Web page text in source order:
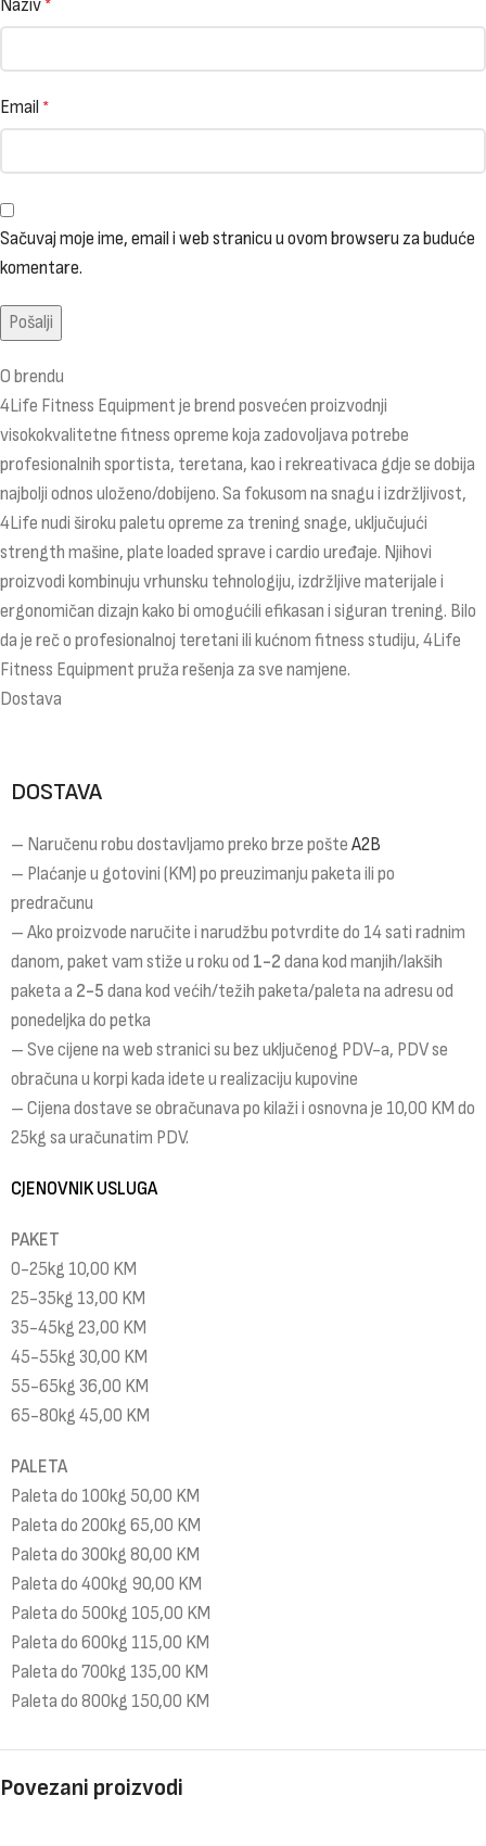
Naziv *
Email *
Sačuvaj moje ime, email i web stranicu u ovom browseru za buduće
komentare.
O brendu
4Life Fitness Equipment je brend posvećen proizvodnji
visokokvalitetne fitness opreme koja zadovoljava potrebe
profesionalnih sportista, teretana, kao i rekreativaca gdje se dobija
najbolji odnos uloženo/dobijeno. Sa fokusom na snagu i izdržljivost,
4Life nudi široku paletu opreme za trening snage, uključujući
strength mašine, plate loaded sprave i cardio uređaje. Njihovi
proizvodi kombinuju vrhunsku tehnologiju, izdržljive materijale i
ergonomičan dizajn kako bi omogućili efikasan i siguran trening. Bilo
da je reč o profesionalnoj teretani ili kućnom fitness studiju, 4Life
Fitness Equipment pruža rešenja za sve namjene.
Dostava
DOSTAVA
– Naručenu robu dostavljamo preko brze pošte A2B
– Plaćanje u gotovini (KM) po preuzimanju paketa ili po
predračunu
– Ako proizvode naručite i narudžbu potvrdite do 14 sati radnim
danom, paket vam stiže u roku od 1-2 dana kod manjih/lakših
paketa a 2-5 dana kod većih/težih paketa/paleta na adresu od
ponedeljka do petka
– Sve cijene na web stranici su bez uključenog PDV-a, PDV se
obračuna u korpi kada idete u realizaciju kupovine
– Cijena dostave se obračunava po kilaži i osnovna je 10,00 KM do
25kg sa uračunatim PDV.
CJENOVNIK USLUGA
PAKET
0-25kg 10,00 KM
25-35kg 13,00 KM
35-45kg 23,00 KM
45-55kg 30,00 KM
55-65kg 36,00 KM
65-80kg 45,00 KM
PALETA
Paleta do 100kg 50,00 KM
Paleta do 200kg 65,00 KM
Paleta do 300kg 80,00 KM
Paleta do 400kg 90,00 KM
Paleta do 500kg 105,00 KM
Paleta do 600kg 115,00 KM
Paleta do 700kg 135,00 KM
Paleta do 800kg 150,00 KM
Povezani proizvodi